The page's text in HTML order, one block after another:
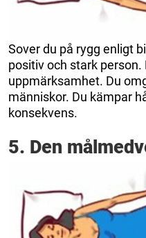
Sover du på rygg enligt
positiv och stark person.
uppmärksamhet. Du
människor. Du kämpar
konsekvens.
5. Den